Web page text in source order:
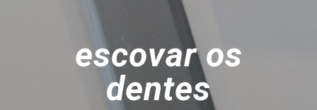
escovar os
dentes